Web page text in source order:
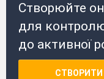
Створюйте
для контролю
до активної
СТВОРИТИ